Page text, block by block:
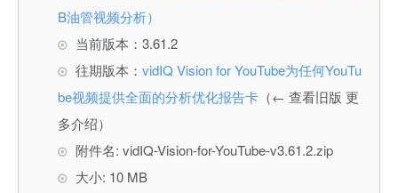
B油管视频分析）
当前版本：3.61.2
往期版本： vidIQ Vision for YouTube为任何YouTu
be视频提供全面的分析优化报告卡 （← 查看旧版 更
多介绍）
附件名: vidIQ-Vision-for-YouTube-v3.61.2.zip
大小: 10 MB